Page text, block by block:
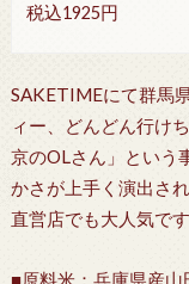
税込1925円
SAKETIMEにて群馬
ィー、どんどん行け
京のOLさん」という
かさが上手く演出さ
直営店でも大人気です
■原料米：兵庫県産山